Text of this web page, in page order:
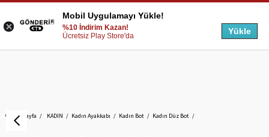
Anasayfa KADIN Kadın Ayakkabı Kadın Bot Kadın Düz Bot
Mobil Uygulamayı Yükle!
%10 İndirim Kazan!
Ücretsiz Play Store'da
Yükle